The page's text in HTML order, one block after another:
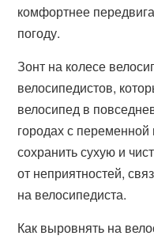
комфортнее
погоду.
Зонт на колесе
велосипедистов,
велосипед в
городах с
сохранить сухую и
от неприятностей,
на велосипедиста.
Как выровнять на